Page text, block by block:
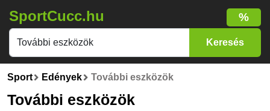
SportCucc.hu %
Sport Edények További eszközök
További eszközök